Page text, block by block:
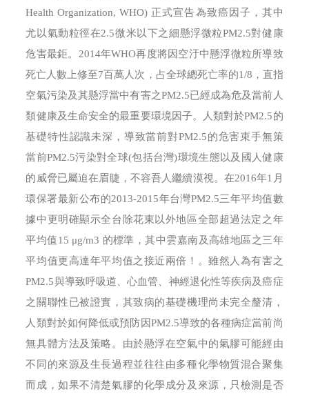
Health Organization, WHO) 正式宣告為致癌因子，其中
尤以氣動粒徑在2.5微米以下之細懸浮微粒PM2.5對健康
危害最鉅。2014年WHO再度將因空汙中懸浮微粒所導致
死亡人數上修至7百萬人次，占全球總死亡率的1/8，直指
空氣污染及其懸浮當中有害之PM2.5已經成為危及當前人
類健康及生命安全的最重要環境因子。人類對於PM2.5的
基礎特性認識未深，導致當前對PM2.5的危害束手無策
當前PM2.5污染對全球(包括台灣)環境生態以及國人健康
的威脅已屬迫在眉睫，不容吾人繼續漠視。在2016年1月
環保署最新公布的2013-2015年台灣PM2.5三年平均值數
據中更明確顯示全台除花東以外地區全部超過法定之年
平均值15 μg/m3 的標準，其中雲嘉南及高雄地區之三年
平均值更高達年平均值之接近兩倍！。雖然人為有害之
PM2.5與導致呼吸道、心血管、神經退化性等疾病及癌症
之關聯性已被證實，其致病的基礎機理尚未完全釐清，
人類對於如何降低或預防因PM2.5導致的各種病症當前尚
無具體方法及策略。由於懸浮在空氣中的氣膠可能經由
不同的來源及生長過程並往往由多種化學物質混合聚集
而成，如果不清楚氣膠的化學成分及來源，只檢測是否